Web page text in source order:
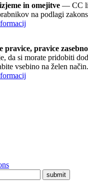
in omejitve — CC
na podlagi
pravice, pravice
da si morate pridobiti
vsebino na želen način.
submit